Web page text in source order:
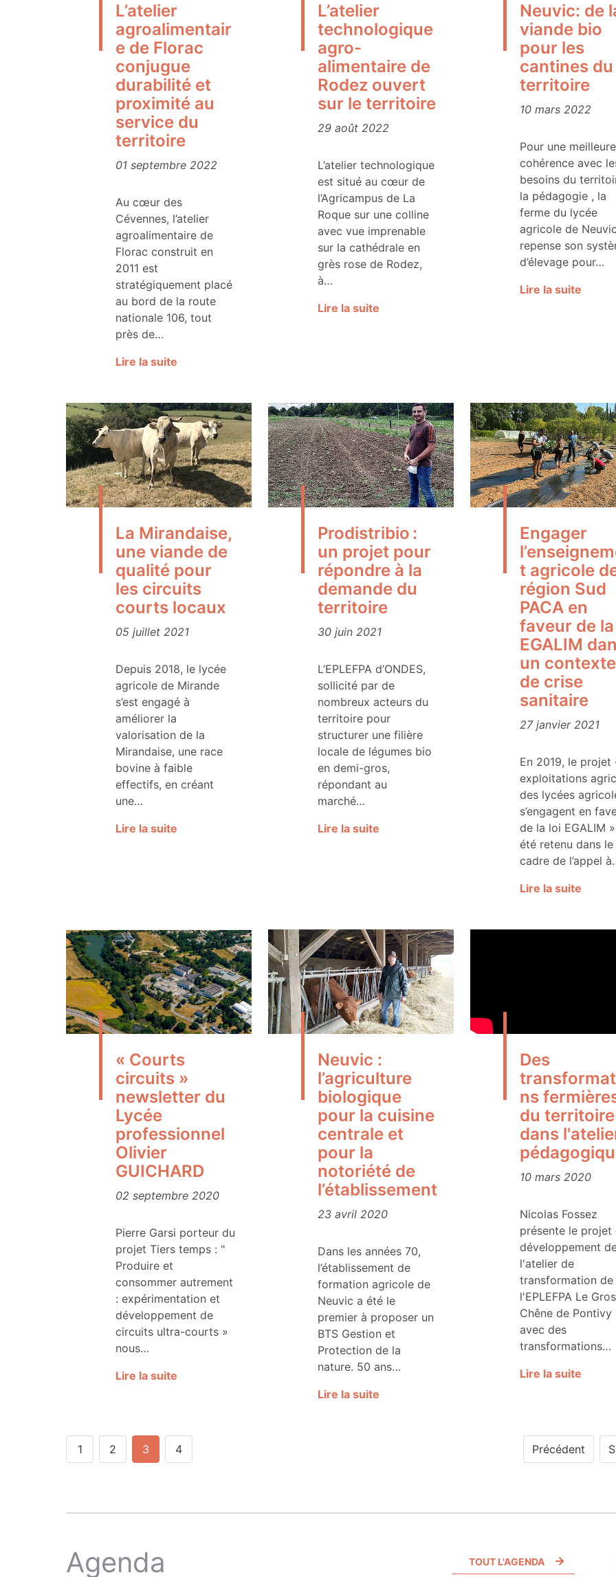
L’atelier
agroalimentair
e de Florac
conjugue
durabilité et
proximité au
service du
territoire
01 septembre 2022
Au cœur des
Cévennes, l’atelier
agroalimentaire de
Florac construit en
2011 est
stratégiquement placé
au bord de la route
nationale 106, tout
près de…
Lire la suite
L’atelier
technologique
agro-
alimentaire de
Rodez ouvert
sur le territoire
29 août 2022
L’atelier technologique
est situé au cœur de
l’Agricampus de La
Roque sur une colline
avec vue imprenable
sur la cathédrale en
grès rose de Rodez,
à…
Lire la suite
Neuvic: de
viande bio
pour les
cantines du
territoire
10 mars 2022
Pour une meilleure
cohérence avec
besoins du
la pédagogie , la
ferme du lycée
agricole de Neuvic
repense son
d’élevage pour…
Lire la suite
La Mirandaise,
une viande de
qualité pour
les circuits
courts locaux
05 juillet 2021
Depuis 2018, le lycée
agricole de Mirande
s’est engagé à
améliorer la
valorisation de la
Mirandaise, une race
bovine à faible
effectifs, en créant
une…
Lire la suite
Prodistribio :
un projet pour
répondre à la
demande du
territoire
30 juin 2021
L’EPLEFPA d’ONDES,
sollicité par de
nombreux acteurs du
territoire pour
structurer une filière
locale de légumes bio
en demi-gros,
répondant au
marché…
Lire la suite
Engager
t agricole
région Sud
PACA en
faveur de
EGALIM
un contexte
de crise
sanitaire
27 janvier 2021
En 2019, le projet
exploitations
des lycées
s’engagent en
de la loi EGALIM
été retenu dans le
cadre de l’appel
Lire la suite
« Courts
circuits »
newsletter du
Lycée
professionnel
Olivier
GUICHARD
02 septembre 2020
Pierre Garsi porteur du
projet Tiers temps : "
Produire et
consommer autrement
: expérimentation et
développement de
circuits ultra-courts »
nous…
Lire la suite
Neuvic :
l’agriculture
biologique
pour la cuisine
centrale et
pour la
notoriété de
l’établissement
23 avril 2020
Dans les années 70,
l’établissement de
formation agricole de
Neuvic a été le
premier à proposer un
BTS Gestion et
Protection de la
nature. 50 ans…
Lire la suite
Des
ns
du territoire
dans
10 mars 2020
Nicolas Fossez
présente le projet
développement
l'atelier de
transformation de
l'EPLEFPA Le Gros
Chêne de Pontivy
avec des
transformations…
Lire la suite
Précédent
1 2 3 4
Agenda TOUT L'AGENDA